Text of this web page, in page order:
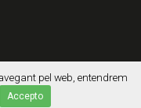
pel web, entendrem
Accepto